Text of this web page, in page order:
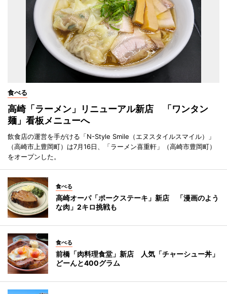
食べる
高崎「ラーメン」リニューアル新店 「ワンタン
麺」看板メニューへ
飲食店の運営を手がける「N-Style Smile（エヌスタイルスマイル）」
（高崎市上豊岡町）は7月16日、「ラーメン喜重軒」（高崎市豊岡町）
をオープンした。
食べる
高崎オーパ「ポークステーキ」新店 「漫画のよう
な肉」2キロ挑戦も
食べる
前橋「肉料理食堂」新店 人気「チャーシュー丼」
どーんと400グラム